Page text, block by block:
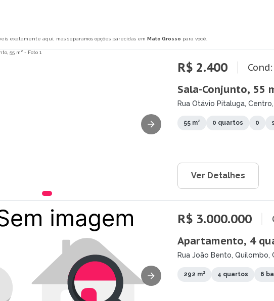
exatamente aqui, mas separamos opções parecidas em Mato Grosso para você.
R$ 2.400
Sala-Conjunto, 55
Rua Otávio Pitaluga,
55 m² 0 quartos 0
Ver Detalhes
R$ 3.000.000
Apartamento, 4
Rua João Bento, Quilombo,
292 m² 4 quartos 6